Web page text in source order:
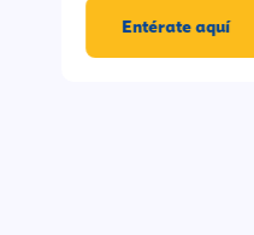
Entérate aquí